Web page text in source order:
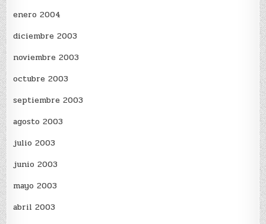
enero 2004
diciembre 2003
noviembre 2003
octubre 2003
septiembre 2003
agosto 2003
julio 2003
junio 2003
mayo 2003
abril 2003